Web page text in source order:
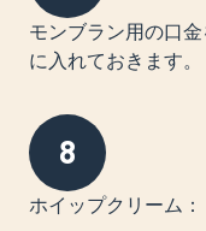
モンブラン用の口
に入れておきます。
8
ホイップクリーム：